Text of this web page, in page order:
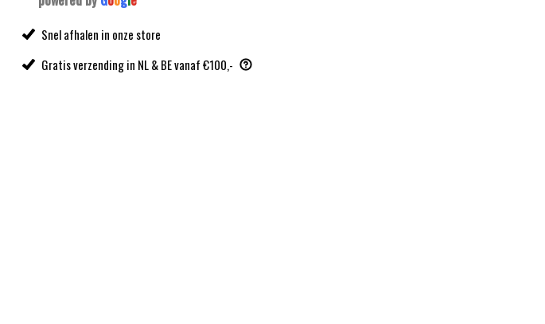
Snel afhalen in onze store
Gratis verzending in NL & BE vanaf €100,-